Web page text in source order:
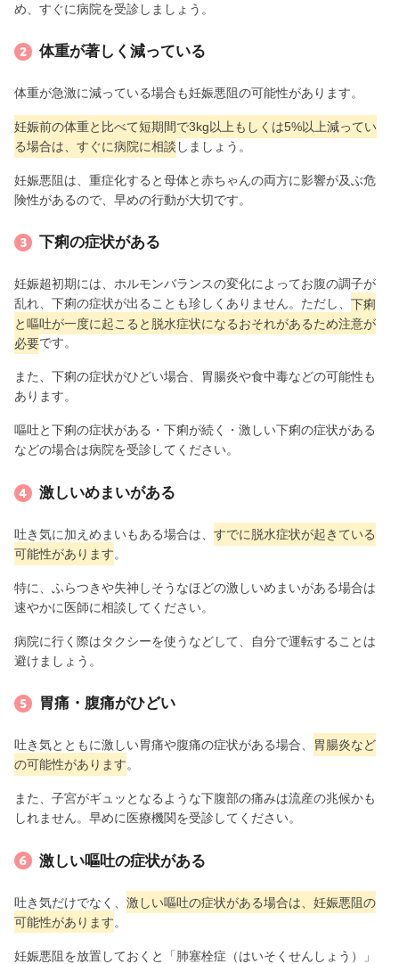
め、すぐに病院を受診しましょう。
体重が著しく減っている
体重が急激に減っている場合も妊娠悪阻の可能性があります。
妊娠前の体重と比べて短期間で3kg以上もしくは5%以上減ってい
る場合は、すぐに病院に相談 しましょう。
妊娠悪阻は、重症化すると母体と赤ちゃんの両方に影響が及ぶ危
険性があるので、早めの行動が大切です。
下痢の症状がある
妊娠超初期には、ホルモンバランスの変化によってお腹の調子が
乱れ、下痢の症状が出ることも珍しくありません。ただし、 下痢
と嘔吐が一度に起こると脱水症状になるおそれがあるため注意が
必要です。
また、下痢の症状がひどい場合、胃腸炎や食中毒などの可能性も
あります。
嘔吐と下痢の症状がある・下痢が続く・激しい下痢の症状がある
などの場合は病院を受診してください。
激しいめまいがある
吐き気に加えめまいもある場合は、 すでに脱水症状が起きている
可能性があります。
特に、ふらつきや失神しそうなほどの激しいめまいがある場合は
速やかに医師に相談してください。
病院に行く際はタクシーを使うなどして、自分で運転することは
避けましょう。
胃痛・腹痛がひどい
吐き気とともに激しい胃痛や腹痛の症状がある場合、
胃腸炎など
の可能性があります。
また、子宮がギュッとなるような下腹部の痛みは流産の兆候かも
しれません。早めに医療機関を受診してください。
激しい嘔吐の症状がある
吐き気だけでなく、 激しい嘔吐の症状がある場合は、妊娠悪阻の
可能性があります。
妊娠悪阻を放置しておくと「肺塞栓症（はいそくせんしょう）」